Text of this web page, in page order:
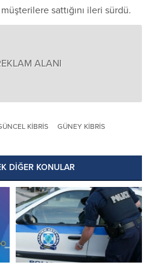
sattığını ileri sürdü.
ALANI
KIBRIS
GÜNEY KIBRIS
DİĞER KONULAR